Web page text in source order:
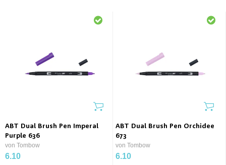
ABT Dual Brush Pen Imperal
Purple 636
von Tombow
6.10
ABT Dual Brush Pen Orchidee
673
von Tombow
6.10